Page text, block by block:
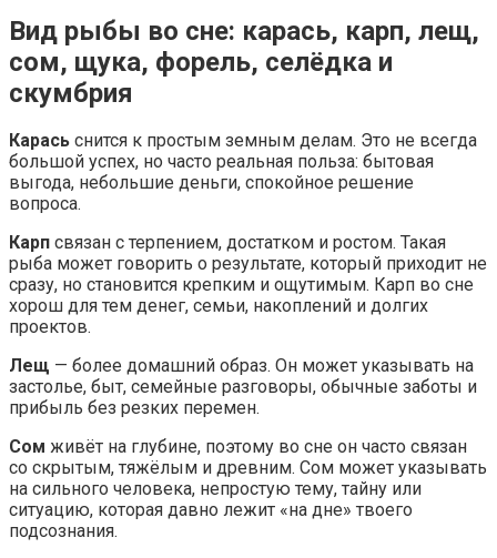
Вид рыбы во сне: карась, карп, лещ,
сом, щука, форель, селёдка и
скумбрия
Карась снится к простым земным делам. Это не всегда
большой успех, но часто реальная польза: бытовая
выгода, небольшие деньги, спокойное решение
вопроса.
Карп связан с терпением, достатком и ростом. Такая
рыба может говорить о результате, который приходит не
сразу, но становится крепким и ощутимым. Карп во сне
хорош для тем денег, семьи, накоплений и долгих
проектов.
Лещ — более домашний образ. Он может указывать на
застолье, быт, семейные разговоры, обычные заботы и
прибыль без резких перемен.
Сом живёт на глубине, поэтому во сне он часто связан
со скрытым, тяжёлым и древним. Сом может указывать
на сильного человека, непростую тему, тайну или
ситуацию, которая давно лежит «на дне» твоего
подсознания.